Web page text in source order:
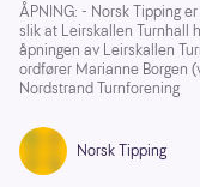
ÅPNING: - Norsk Tipping
slik at Leirskallen Turnhall
åpningen av Leirskallen
ordfører Marianne Borgen
Nordstrand Turnforening
Norsk Tipping